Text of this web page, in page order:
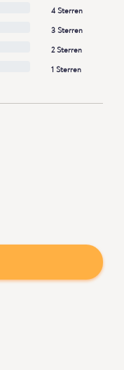
4 Sterren
3 Sterren
2 Sterren
1 Sterren